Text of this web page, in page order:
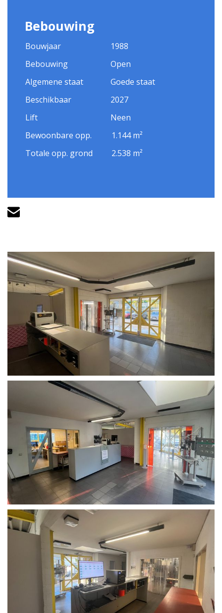
Bebouwing
Bouwjaar
1988
Bebouwing
Open
Algemene staat
Goede staat
Beschikbaar
2027
Lift
Neen
Bewoonbare opp.
1.144 m²
Totale opp. grond
2.538 m²